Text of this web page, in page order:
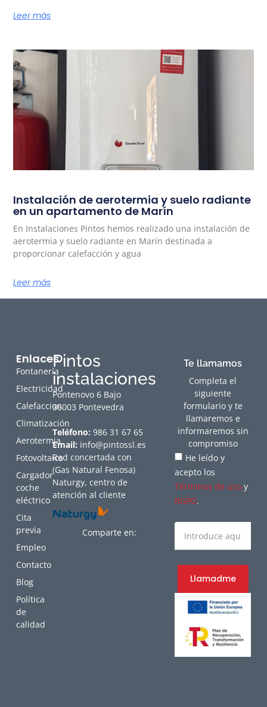
Leer más
Instalación de aerotermia y suelo radiante
en un apartamento de Marín
En Instalaciones Pintos hemos realizado una instalación de
aerotermia y suelo radiante en Marín destinada a
proporcionar calefacción y agua
Leer más
Pintos
instalaciones
Pontenovo 6 Bajo
36003 Pontevedra
Teléfono: 986 31 67 65
Email: info@pintossl.es
Red concertada con
(Gas Natural Fenosa)
Naturgy, centro de
atención al cliente
Comparte en:
Enlaces
Fontanería
Electricidad
Calefaccion
Climatización
Aerotermia
Fotovoltaica
Cargador
coche
eléctrico
Cita
previa
Empleo
Contacto
Blog
Política
de
calidad
Te llamamos
Completa el
siguiente
formulario y te
llamaremos e
informaremos sin
compromiso
He leído y
acepto los
Términos de uso y
RGPD.
Llamadme